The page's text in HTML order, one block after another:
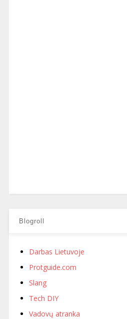
Blogroll
Darbas Lietuvoje
Protguide.com
Slang
Tech DIY
Vadovų atranka